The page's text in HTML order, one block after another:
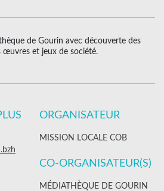
de Gourin avec découverte des
œuvres et jeux de société.
ORGANISATEUR
MISSION LOCALE COB
CO-ORGANISATEUR(S)
MÉDIATHÈQUE DE GOURIN